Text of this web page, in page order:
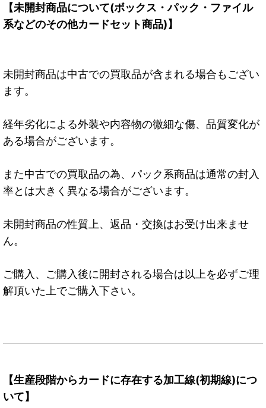
【未開封商品について(ボックス・パック・ファイル
系などのその他カードセット商品)】
未開封商品は中古での買取品が含まれる場合もござい
ます。
経年劣化による外装や内容物の微細な傷、品質変化が
ある場合がございます。
また中古での買取品の為、パック系商品は通常の封入
率とは大きく異なる場合がございます。
未開封商品の性質上、返品・交換はお受け出来ませ
ん。
ご購入、ご購入後に開封される場合は以上を必ずご理
解頂いた上でご購入下さい。
【生産段階からカードに存在する加工線(初期線)につ
いて】